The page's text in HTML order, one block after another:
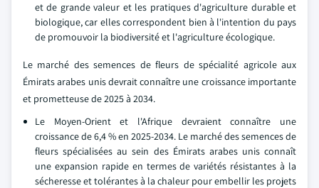
et de grande valeur et les pratiques d'agriculture durable et
biologique, car elles correspondent bien à l'intention du pays
de promouvoir la biodiversité et l'agriculture écologique.
Le marché des semences de fleurs de spécialité agricole aux
Émirats arabes unis devrait connaître une croissance importante
et prometteuse de 2025 à 2034.
Le Moyen-Orient et l'Afrique devraient connaître une
croissance de 6,4 % en 2025-2034. Le marché des semences de
fleurs spécialisées au sein des Émirats arabes unis connaît
une expansion rapide en termes de variétés résistantes à la
sécheresse et tolérantes à la chaleur pour embellir les projets